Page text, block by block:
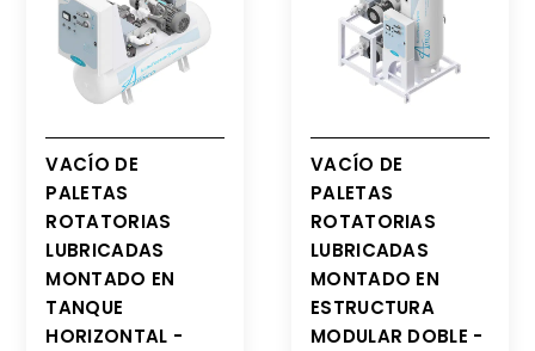
VACÍO DE
PALETAS
ROTATORIAS
LUBRICADAS
MONTADO EN
TANQUE
HORIZONTAL -
VACÍO DE
PALETAS
ROTATORIAS
LUBRICADAS
MONTADO EN
ESTRUCTURA
MODULAR DOBLE -